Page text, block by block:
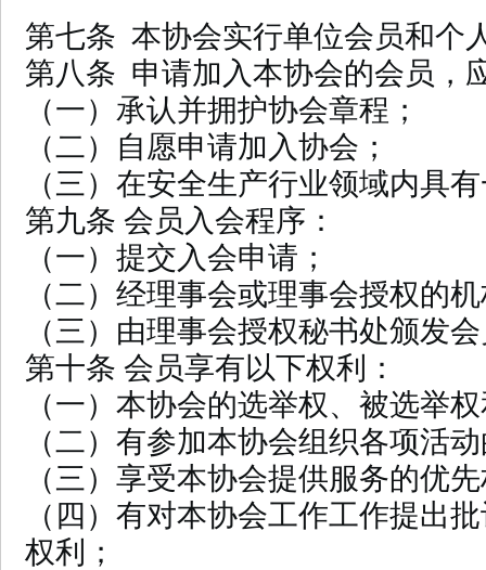
第七条 本协会实行单位会员和个
第八条 申请加入本协会的会员，
（一）承认并拥护协会章程；
（二）自愿申请加入协会；
（三）在安全生产行业领域内具
第九条 会员入会程序：
（一）提交入会申请；
（二）经理事会或理事会授权的
（三）由理事会授权秘书处颁发
第十条 会员享有以下权利：
（一）本协会的选举权、被选举
（二）有参加本协会组织各项活
（三）享受本协会提供服务的优
（四）有对本协会工作工作提出
权利；